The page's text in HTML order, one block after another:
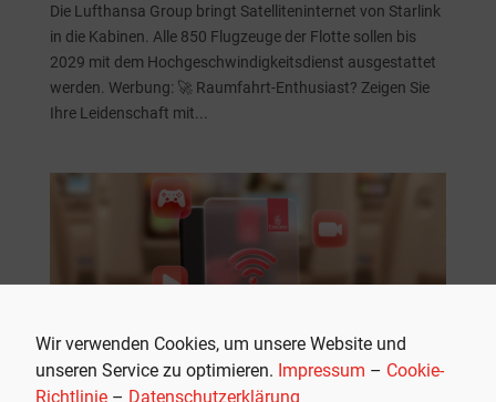
Wir verwenden Cookies, um unsere Website und
unseren Service zu optimieren. Impressum – Cookie-
Richtlinie – Datenschutzerklärung
Die Lufthansa Group bringt Satelliteninternet von Starlink
in die Kabinen. Alle 850 Flugzeuge der Flotte sollen bis
2029 mit dem Hochgeschwindigkeitsdienst ausgestattet
werden. Werbung: 🚀 Raumfahrt-Enthusiast? Zeigen Sie
Ihre Leidenschaft mit...